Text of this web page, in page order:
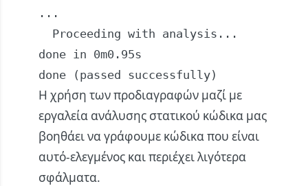
...
  Proceeding with analysis...
done in 0m0.95s
done (passed successfully)
Η χρήση των προδιαγραφών μαζί με
εργαλεία ανάλυσης στατικού κώδικα μας
βοηθάει να γράφουμε κώδικα που είναι
αυτό-ελεγμένος και περιέχει λιγότερα
σφάλματα.